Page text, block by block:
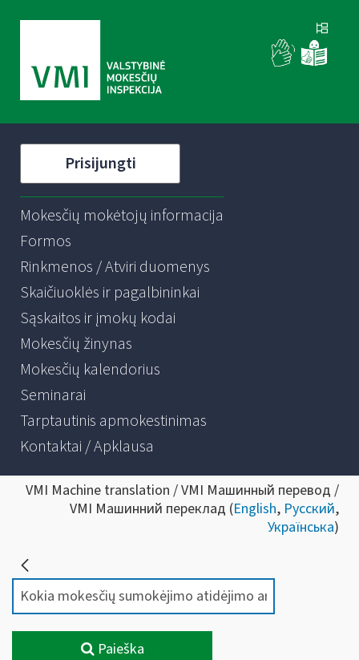
Prisijungti
Mokesčių mokėtojų informacija
Formos
Rinkmenos / Atviri duomenys
Skaičiuoklės ir pagalbininkai
Sąskaitos ir įmokų kodai
Mokesčių žinynas
Mokesčių kalendorius
Seminarai
Tarptautinis apmokestinimas
Kontaktai / Apklausa
VMI Machine translation / VMI Машинный перевод /
VMI Машинний переклад (English, Русский,
Українська)
Paieška